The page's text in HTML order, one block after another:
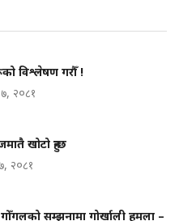
विश्लेषण गरौँ !
२०८१
खोटो हुन्छ
२०८१
सम्झनामा गोर्खाली हमला –